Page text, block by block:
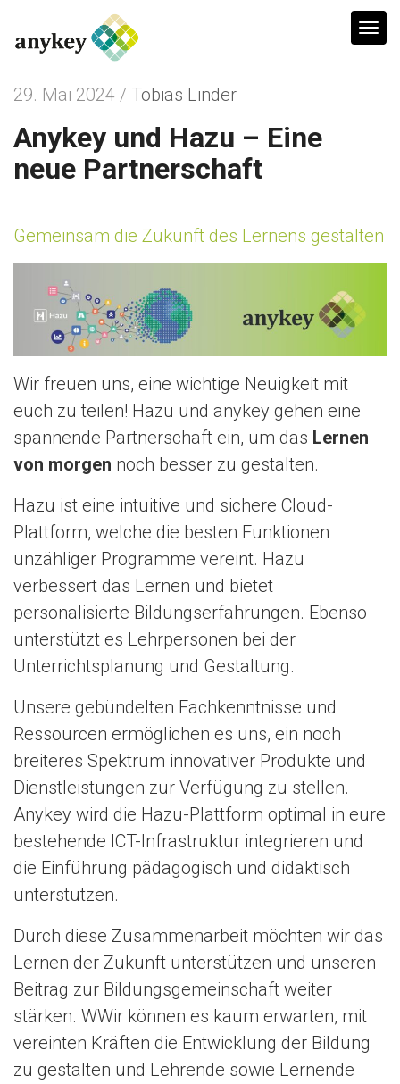
T
v
i
29. Mai 2024 / Tobias Linder
Anykey und Hazu – Eine
neue Partnerschaft
Gemeinsam die Zukunft des Lernens gestalten
Wir freuen uns, eine wichtige Neuigkeit mit
euch zu teilen! Hazu und anykey gehen eine
spannende Partnerschaft ein, um das Lernen
von morgen noch besser zu gestalten.
Hazu ist eine intuitive und sichere Cloud-
Plattform, welche die besten Funktionen
unzähliger Programme vereint. Hazu
verbessert das Lernen und bietet
personalisierte Bildungserfahrungen. Ebenso
unterstützt es Lehrpersonen bei der
Unterrichtsplanung und Gestaltung.
Unsere gebündelten Fachkenntnisse und
Ressourcen ermöglichen es uns, ein noch
breiteres Spektrum innovativer Produkte und
Dienstleistungen zur Verfügung zu stellen.
Anykey wird die Hazu-Plattform optimal in eure
bestehende ICT-Infrastruktur integrieren und
die Einführung pädagogisch und didaktisch
unterstützen.
Durch diese Zusammenarbeit möchten wir das
Lernen der Zukunft unterstützen und unseren
Beitrag zur Bildungsgemeinschaft weiter
stärken. WWir können es kaum erwarten, mit
vereinten Kräften die Entwicklung der Bildung
zu gestalten und Lehrende sowie Lernende